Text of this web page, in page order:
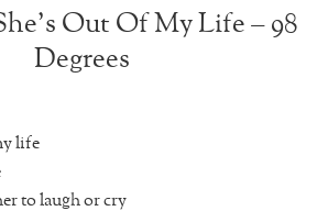
Out Of My Life – 98
Degrees
life
to laugh or cry